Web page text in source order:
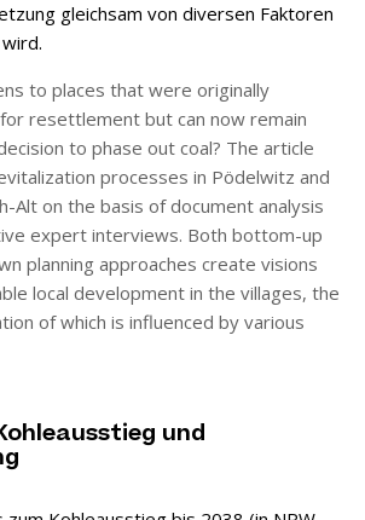
gleichsam von diversen Faktoren
to places that were originally
resettlement but can now remain
to phase out coal? The article
processes in Pödelwitz and
Alt on the basis of document analysis
expert interviews. Both bottom-up
planning approaches create visions
local development in the villages, the
of which is influenced by various
und